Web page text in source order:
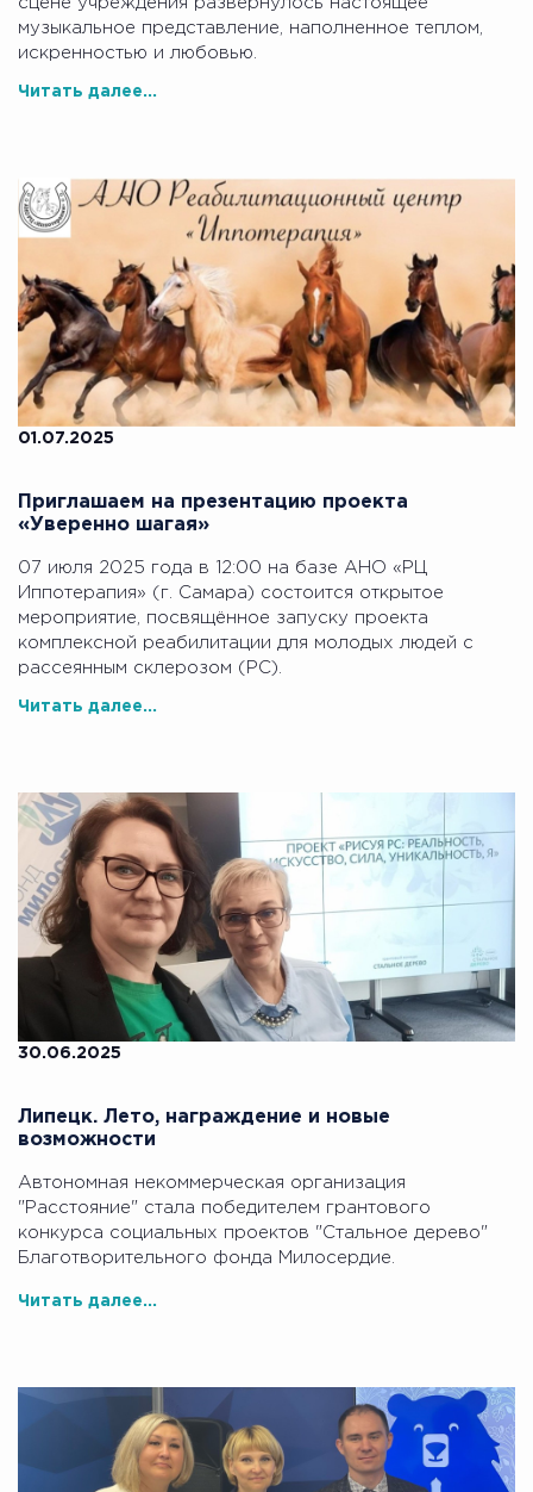
музыкальное представление, наполненное теплом,
искренностью и любовью.
Читать далее...
01.07.2025
Приглашаем на презентацию проекта
«Уверенно шагая»
07 июля 2025 года в 12:00 на базе АНО «РЦ
Иппотерапия» (г. Самара) состоится открытое
мероприятие, посвящённое запуску проекта
комплексной реабилитации для молодых людей с
рассеянным склерозом (РС).
Читать далее...
30.06.2025
Липецк. Лето, награждение и новые
возможности
Автономная некоммерческая организация
"Расстояние" стала победителем грантового
конкурса социальных проектов "Стальное дерево"
Благотворительного фонда Милосердие.
Читать далее...